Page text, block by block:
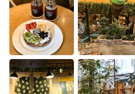
Deutsch 日本語
한국어 Русский
ไทย Indonesia
Italiano Tiếng Việt